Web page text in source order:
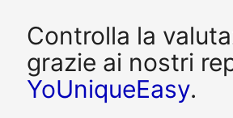
Controlla la
grazie ai nostri
YoUniqueEasy.